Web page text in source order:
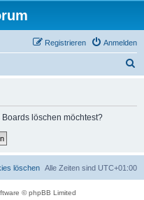
Anmelden
Registrieren
löschen möchtest?
Alle Zeiten sind UTC+01:00
löschen
© phpBB Limited